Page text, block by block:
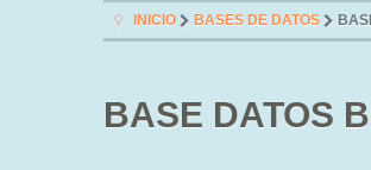
INICIO BASES DE DATOS
BASE DATOS